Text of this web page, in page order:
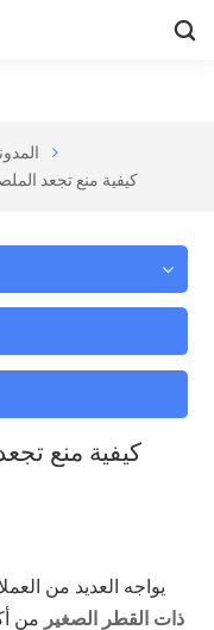
كيفية منع تجعد
كيفية منع
يواجه العديد من
ذات القطر الصغير من